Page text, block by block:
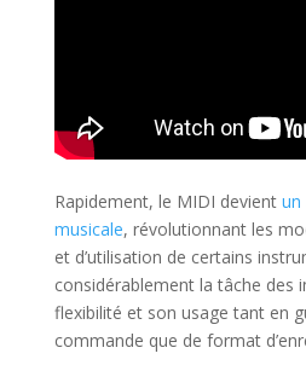
Rapidement, le MIDI devient un
musicale, révolutionnant les
et d’utilisation de certains
considérablement la tâche des
flexibilité et son usage tant en
commande que de format